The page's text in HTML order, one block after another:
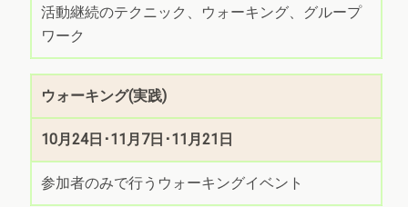
活動継続のテクニック、ウォーキング、グループ
ワーク
ウォーキング(実践)
10月24日･11月7日･11月21日
参加者のみで行うウォーキングイベント